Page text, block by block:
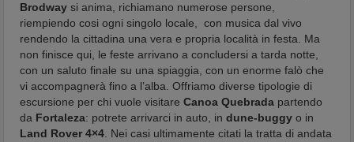
Brodway si anima, richiamano numerose persone,
riempiendo cosi ogni singolo locale, con musica dal vivo
rendendo la cittadina una vera e propria località in festa. Ma
non finisce qui, le feste arrivano a concludersi a tarda notte,
con un saluto finale su una spiaggia, con un enorme falò che
vi accompagnerà fino a l’alba. Offriamo diverse tipologie di
escursione per chi vuole visitareCanoa Quebrada partendo
da Fortaleza: potrete arrivarci in auto, indune-buggy o in
Land Rover 4×4 . Nei casi ultimamente citati la tratta di andata